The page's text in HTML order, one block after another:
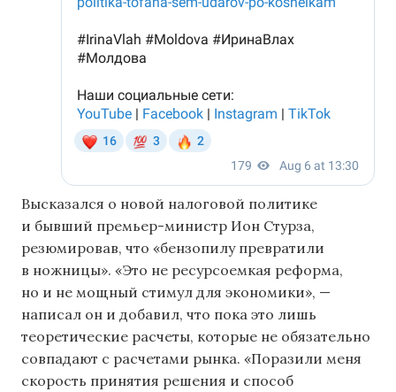
Высказался о новой налоговой политике
и бывший премьер-министр Ион Стурза,
резюмировав, что «бензопилу превратили
в ножницы». «Это не ресурсоемкая реформа,
но и не мощный стимул для экономики», —
написал он и добавил, что пока это лишь
теоретические расчеты, которые не обязательно
совпадают с расчетами рынка. «Поразили меня
скорость принятия решения и способ